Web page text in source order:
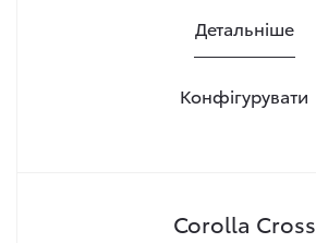
Детальніше
Конфігурувати
Corolla Cross